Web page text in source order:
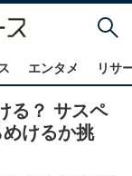
エンタメ リサ
る？ サスペ
けるか挑